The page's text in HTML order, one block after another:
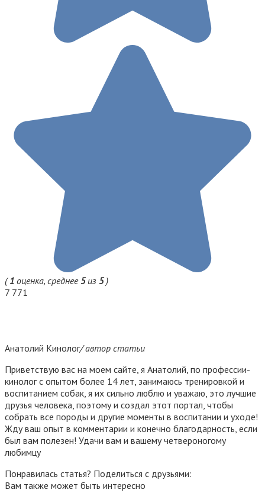
(1 оценка, среднее 5из 5)
7 771
Анатолий Кинолог/ автор статьи
Приветствую вас на моем сайте, я Анатолий, по профессии-
кинолог с опытом более 14 лет, занимаюсь тренировкой и
воспитанием собак, я их сильно люблю и уважаю, это лучшие
друзья человека, поэтому и создал этот портал, чтобы
собрать все породы и другие моменты в воспитании и уходе!
Жду ваш опыт в комментарии и конечно благодарность, если
был вам полезен! Удачи вам и вашему четвероногому
любимцу
Понравилась статья? Поделиться с друзьями:
Вам также может быть интересно